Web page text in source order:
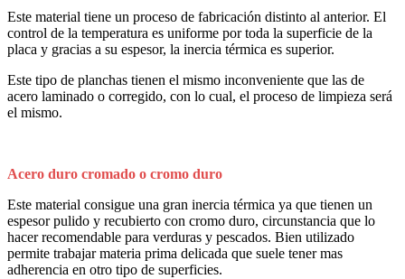
Este material tiene un proceso de fabricación distinto al anterior. El
control de la temperatura es uniforme por toda la superficie de la
placa y gracias a su espesor, la inercia térmica es superior.
Este tipo de planchas tienen el mismo inconveniente que las de
acero laminado o corregido, con lo cual, el proceso de limpieza será
el mismo.
Acero duro cromado o cromo duro
Este material consigue una gran inercia térmica ya que tienen un
espesor pulido y recubierto con cromo duro, circunstancia que lo
hacer recomendable para verduras y pescados. Bien utilizado
permite trabajar materia prima delicada que suele tener mas
adherencia en otro tipo de superficies.